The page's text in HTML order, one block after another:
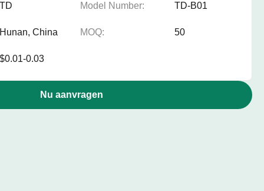
TD Model Number: TD-B01
Hunan, China MOQ: 50
$0.01-0.03
Nu aanvragen